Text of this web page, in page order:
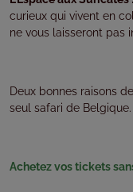
curieux qui vivent en
ne vous laisseront pas
Deux bonnes raisons
seul safari de Belgique.
Achetez vos tickets